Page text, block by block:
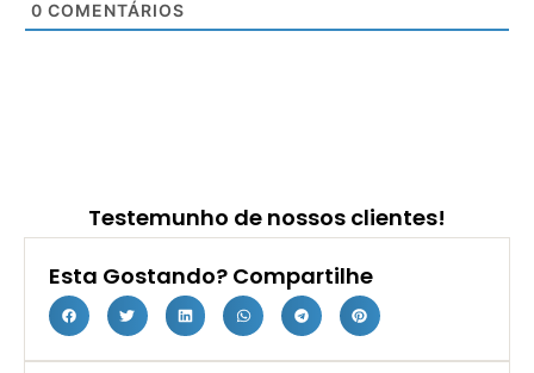
0 COMENTÁRIOS
Testemunho de nossos clientes!
Esta Gostando? Compartilhe